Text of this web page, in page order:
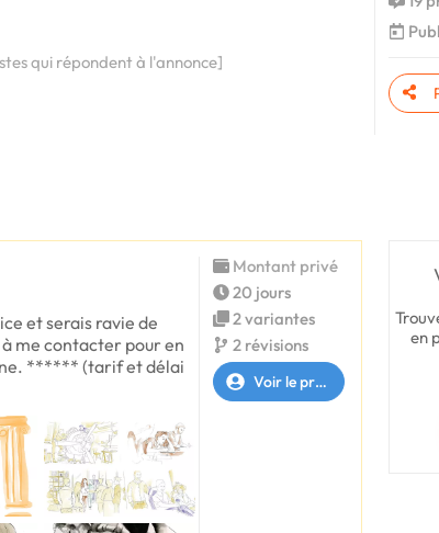
qui répondent à l'annonce]
en
et serais ravie de
me contacter pour en
****** (tarif et délai
Montant privé
20 jours
2 variantes
2 révisions
Voir le profil